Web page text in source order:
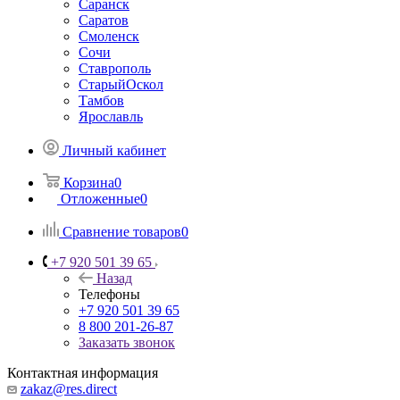
Саранск
Саратов
Смоленск
Сочи
Ставрополь
СтарыйОскол
Тамбов
Ярославль
Личный кабинет
Корзина0
Отложенные0
Сравнение товаров0
+7 920 501 39 65
Назад
Телефоны
+7 920 501 39 65
8 800 201-26-87
Заказать звонок
Контактная информация
zakaz@res.direct